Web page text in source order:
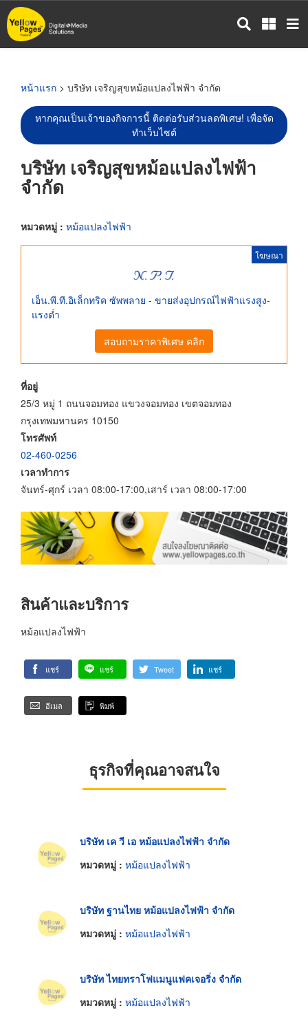
ข้าม
ไป
หน้าแรก > บริษัท เจริญสุขหม้อแปลงไฟฟ้า จำกัด
หากคุณเป็นเจ้าของกิจการนี้ ติดต่อรับส่วนลดพิเศษ! เพื่อจัด
ทำเว็บไซต์
บริษัท เจริญสุขหม้อแปลงไฟฟ้า
จำกัด
หมวดหมู่ : หม้อแปลงไฟฟ้า
โฆษณา
เอ็น.พี.ที.อิเล็กทริค ซัพพลาย - ขายส่งอุปกรณ์ไฟฟ้าแรงสูง-
แรงต่ำ
สอบถามราคาพิเศษ คลิก
ที่อยู่
25/3 หมู่ 1 ถนนจอมทอง แขวงจอมทอง เขตจอมทอง
กรุงเทพมหานคร 10150
โทรศัพท์
02-460-0256
เวลาทำการ
จันทร์-ศุกร์ เวลา 08:00-17:00,เสาร์ เวลา 08:00-17:00
สินค้าและบริการ
หม้อแปลงไฟฟ้า
แชร์ แชร์ Tweet แชร์
อีเมล พิมพ์
ธุรกิจที่คุณอาจสนใจ
บริษัท เค วี เอ หม้อแปลงไฟฟ้า จำกัด
หมวดหมู่ : หม้อแปลงไฟฟ้า
บริษัท ฐานไทย หม้อแปลงไฟฟ้า จำกัด
หมวดหมู่ : หม้อแปลงไฟฟ้า
บริษัท ไทยทราโฟแมนูแฟคเจอริ่ง จำกัด
หมวดหมู่ : หม้อแปลงไฟฟ้า